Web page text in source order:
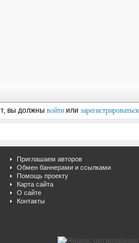
вы должны войтиили зарегистрироваться
Приглашаем авторов
Обмен баннерами и ссылками
Помощь проекту
Карта сайта
О сайте
Контакты